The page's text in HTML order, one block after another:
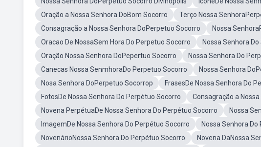
Oração a Nossa Senhora DoBom Socorro
Terço Nossa
Consagração a Nossa Senhora DoPerpetuo Socorro
Nossa
Oracao De NossaSem Hora Do Perpetuo Socorro
Nossa Senhora Do
Oração Nossa Senhora DoPepertuo Socorro
Nossa Senhora Do
Canecas Nossa SenmhoraDo Perpetuo Socorro
Nossa Senhora
Nosa Senhora DoPerpetuo Socorrop
FrasesDe Nossa Senhora Do
FotosDe Nossa Senhora Do Perpétuo Socorro
Consagração a
Novena PerpétuaDe Nossa Senhora Do Perpétuo Socorro
Nossa
ImagemDe Nossa Senhora Do Perpétuo Socorro
Nossa Senhora
NovenárioNossa Senhora Do Perpétuo Socorro
Novena DaNossa